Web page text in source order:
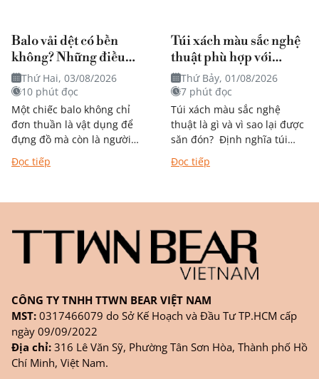
Balo vải dệt có bền
không? Những điều
bạn nên biết trước khi
quyết định mua
Thứ Hai, 03/08/2026
10 phút đọc
Một chiếc balo không chỉ
đơn thuần là vật dụng để
đựng đồ mà còn là người
chặng đường học tập,...
Đọc tiếp
Túi xách màu sắc nghệ
thuật phù hợp với
phong cách nào?
Thứ Bảy, 01/08/2026
7 phút đọc
Túi xách màu sắc nghệ
thuật là gì và vì sao lại được
săn đón? Định nghĩa túi
nghệ thuật Khác với túi
Đọc tiếp
CÔNG TY TNHH TTWN BEAR VIỆT NAM
MST: 0317466079 do Sở Kế Hoạch và Đầu Tư TP.HCM cấp
ngày 09/09/2022
Địa chỉ: 316 Lê Văn Sỹ, Phường Tân Sơn Hòa, Thành phố Hồ
Chí Minh, Việt Nam.